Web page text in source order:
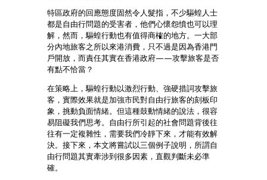
特區政府的回應態度固然令人髮指，不少驅蝗人士
都是自由行問題的受害者，他們心懷怨憤也可以理
解，然而，驅蝗行動也有值得商榷的地方。一大部
分內地旅客之所以來港消費，只不過是因為香港門
戶開放，而責任其實在香港政府——攻擊旅客是否
有點不恰當？
在策略上，驅蝗行動以激烈行動、強硬措詞攻擊旅
客，實際效果就是加強市民對自由行旅客的刻板印
象，挑動負面情緒。但這種鼓動情緒的說法，很容
易阻礙我們思考。自由行所引起的社會問題背後往
往有一定複雜性，需要我們冷靜下來，才能有效解
決。接下來，本文將嘗試以三個例子說明，所謂自
由行問題其實牽涉到很多因素，直觀判斷未必準
確。